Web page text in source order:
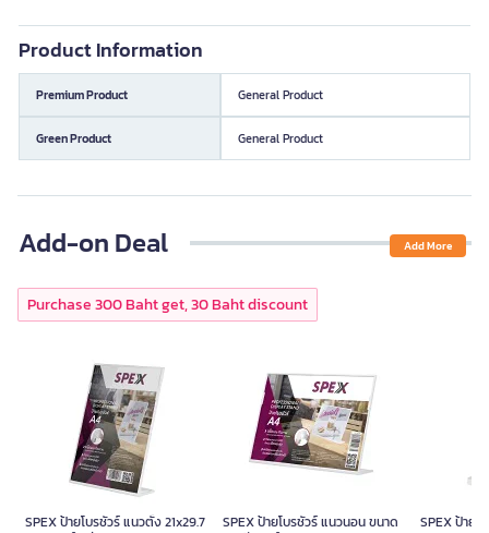
Product Information
Premium Product General Product
Green Product General Product
Add-on Deal Add More
Purchase 300 Baht get, 30 Baht discount
SPEX ป้ายโบรชัวร์ แนวตั้ง 21x29.7
SPEX ป้ายโบรชัวร์ แนวนอน ขนาด
SPEX ป้าย